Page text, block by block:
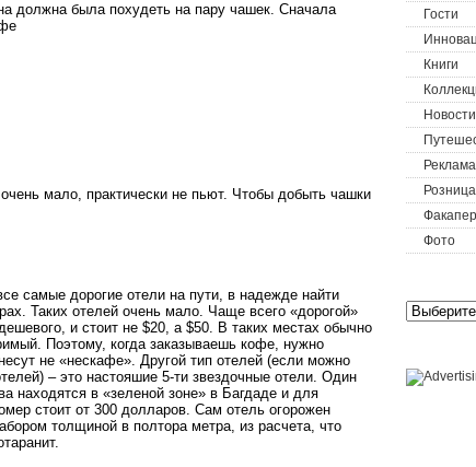
должна была похудеть на пару чашек. Сначала
мало, практически не пьют. Чтобы добыть чашки
самые дорогие отели на пути, в надежде найти
Таких отелей очень мало. Чаще всего «дорогой»
и стоит не $20, а $50. В таких местах обычно
Поэтому, когда заказываешь кофе, нужно
не «нескафе». Другой тип отелей (если можно
– это настояшие 5-ти звездочные отели. Один
находятся в «зеленой зоне» в Багдаде и для
стоит от 300 долларов. Сам отель огорожен
толщиной в полтора метра, из расчета, что
Гости
Книги
Новости
Реклама
Розница
Фото